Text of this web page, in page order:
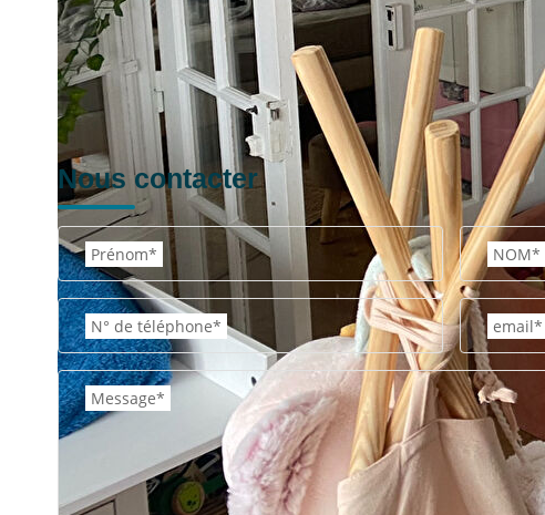
Nous contacter
Prénom* NOM*
N° de téléphone* email*
Message*